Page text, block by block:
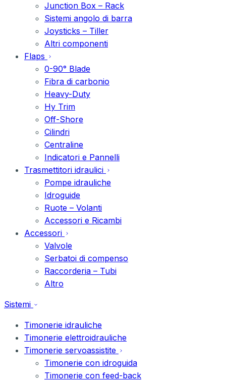
Junction Box – Rack
Sistemi angolo di barra
Joysticks – Tiller
Altri componenti
Flaps
0-90° Blade
Fibra di carbonio
Heavy-Duty
Hy Trim
Off-Shore
Cilindri
Centraline
Indicatori e Pannelli
Trasmettitori idraulici
Pompe idrauliche
Idroguide
Ruote – Volanti
Accessori e Ricambi
Accessori
Valvole
Serbatoi di compenso
Raccorderia – Tubi
Altro
Sistemi
Timonerie idrauliche
Timonerie elettroidrauliche
Timonerie servoassistite
Timonerie con idroguida
Timonerie con feed-back